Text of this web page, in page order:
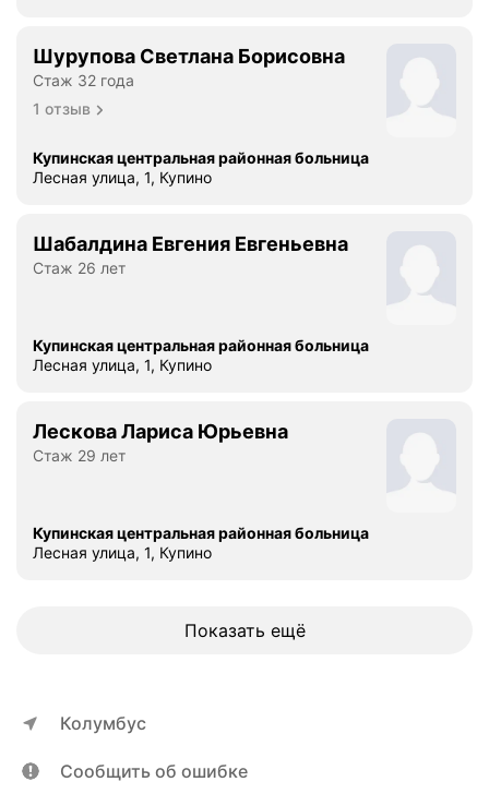
Шурупова Светлана Борисовна
Стаж 32 года
1 отзыв
Купинская центральная районная больница
Лесная улица, 1, Купино
Шабалдина Евгения Евгеньевна
Стаж 26 лет
Купинская центральная районная больница
Лесная улица, 1, Купино
Лескова Лариса Юрьевна
Стаж 29 лет
Купинская центральная районная больница
Лесная улица, 1, Купино
Показать ещё
Колумбус
Сообщить об ошибке